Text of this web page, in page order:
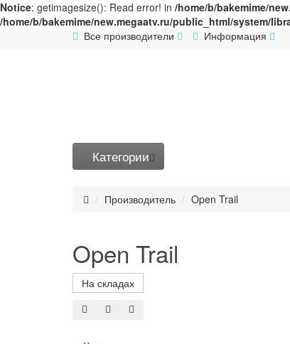
Notice: getimagesize(): Read error! in /home/b/bakemime/
/home/b/bakemime/new.megaatv.ru/public_html/system/
Все производители Информация
Категории
Производитель Open Trail
Open Trail
На складах